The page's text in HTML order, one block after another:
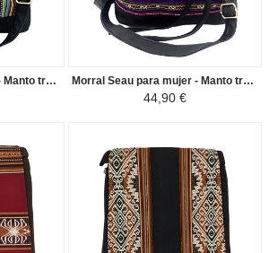
Morral Seau para mujer - Manto tradicional Peruano COROPUNA - Turqueza-Marron/Negro Morral Seau para mujer - Manto tradicional Peruano Maíz Morado - Violeta/Negro
44,90 €